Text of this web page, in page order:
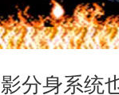
分身系统